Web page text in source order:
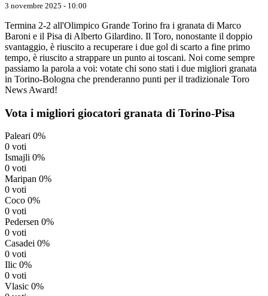
3 novembre 2025 - 10:00
Termina 2-2 all'Olimpico Grande Torino fra i granata di Marco
Baroni e il Pisa di Alberto Gilardino. Il Toro, nonostante il doppio
svantaggio, è riuscito a recuperare i due gol di scarto a fine primo
tempo, è riuscito a strappare un punto ai toscani. Noi come sempre
passiamo la parola a voi: votate chi sono stati i due migliori granata
in Torino-Bologna che prenderanno punti per il tradizionale Toro
News Award!
Vota i migliori giocatori granata di Torino-Pisa
Paleari 0%
0 voti
Ismajli 0%
0 voti
Maripan 0%
0 voti
Coco 0%
0 voti
Pedersen 0%
0 voti
Casadei 0%
0 voti
Ilic 0%
0 voti
Vlasic 0%